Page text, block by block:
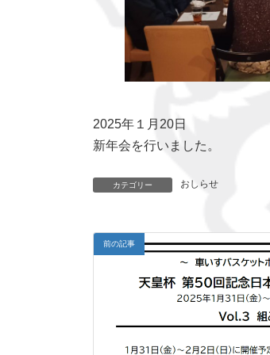
2025年１月20日
新年会を行いました。
カテゴリー おしらせ
前の記事